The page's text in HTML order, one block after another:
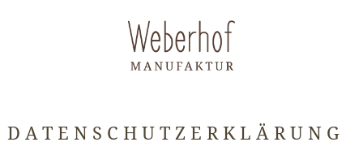
DATENSCHUTZERKLÄRUNG